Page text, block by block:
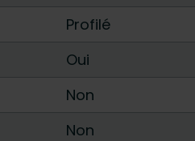
Profilé
Oui
Non
Non